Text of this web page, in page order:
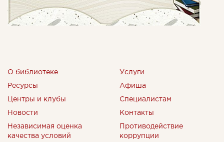
О библиотеке Услуги
Ресурсы Афиша
Центры и клубы Специалистам
Новости Контакты
Независимая оценка
качества условий
Противодействие
коррупции